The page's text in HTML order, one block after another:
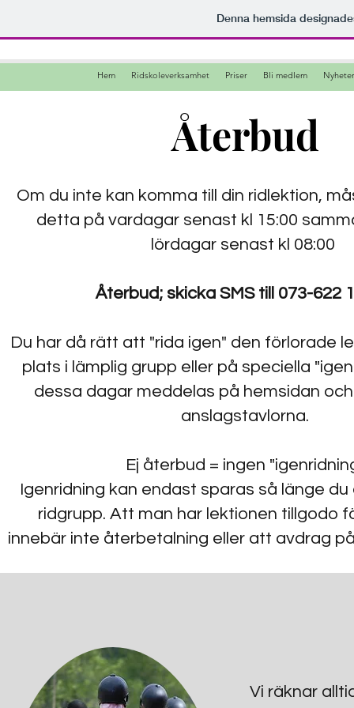
Denna hemsida
Hem Ridskoleverksamhet Priser Bli medlem Nyheter
Återbud
Om du inte kan komma till din ridlektion,
detta på vardagar senast kl 15:00
lördagar senast kl 08:00
Återbud; skicka SMS till 073-622
Du har då rätt att "rida igen" den förlorade
plats i lämplig grupp eller på speciella
dessa dagar meddelas på hemsidan
anslagstavlorna.
Ej återbud = ingen
Igenridning kan endast sparas så länge du
ridgrupp. Att man har lektionen tillgodo
innebär inte återbetalning eller att avdrag
Vi räknar